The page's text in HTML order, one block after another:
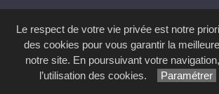
Site réalisé avec leSystème de Gestion de Contenu
développé en France parmémoire
Le respect de votre vie privée est notre
des cookies pour vous garantir la
notre site. En poursuivant votre
l’utilisation des cookies.
Paramétrer